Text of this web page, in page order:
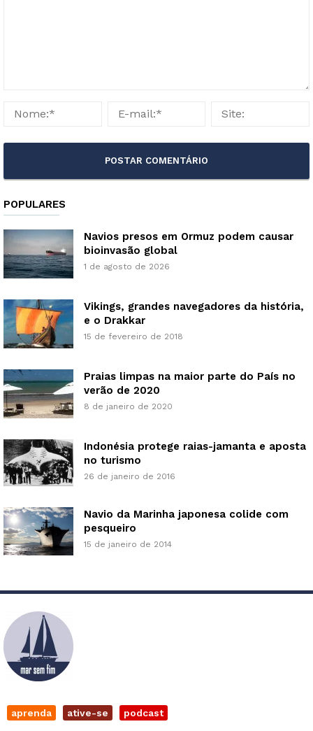
POPULARES
Navios presos em Ormuz podem causar
bioinvasão global
1 de agosto de 2026
Vikings, grandes navegadores da história,
e o Drakkar
15 de fevereiro de 2018
Praias limpas na maior parte do País no
verão de 2020
8 de janeiro de 2020
Indonésia protege raias-jamanta e aposta
no turismo
26 de janeiro de 2016
Navio da Marinha japonesa colide com
pesqueiro
15 de janeiro de 2014
aprenda ative-se podcast